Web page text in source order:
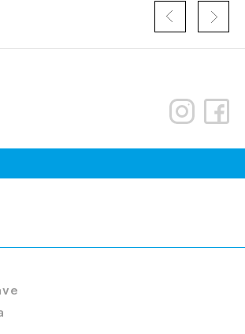
vsebina je namenjena le ZAPS
uporabnikom. Da lahko do nje
SE